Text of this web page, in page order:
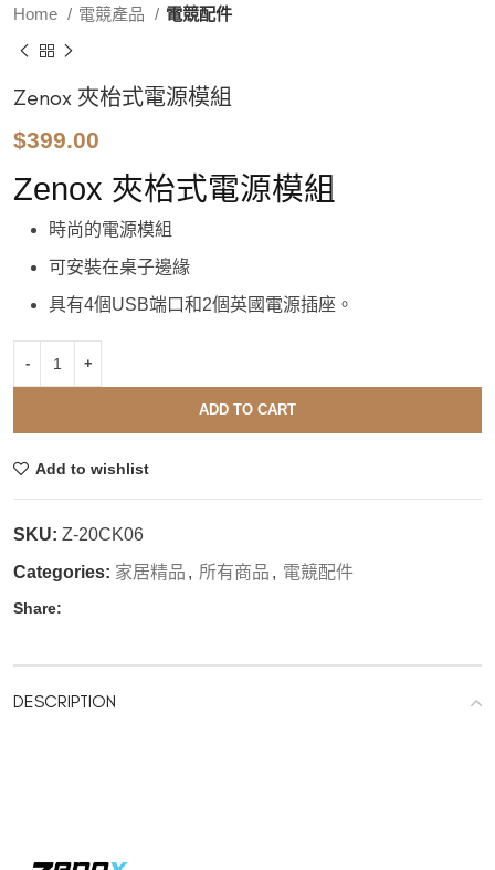
Home 電競產品 電競配件
Zenox 夾枱式電源模組
$399.00
Zenox 夾枱式電源模組
時尚的電源模組
可安裝在桌子邊緣
具有4個USB端口和2個英國電源插座。
ADD TO CART
Add to wishlist
SKU: Z-20CK06
Categories: 家居精品 , 所有商品 , 電競配件
Share:
DESCRIPTION